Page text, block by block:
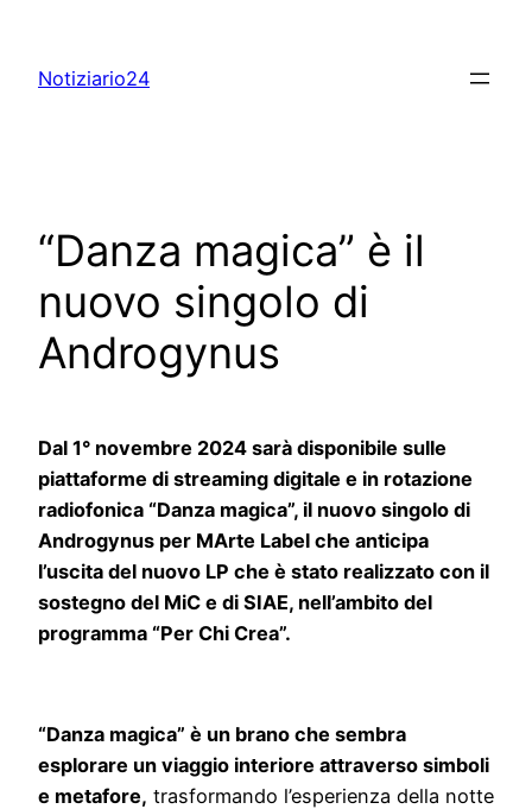
content
Notiziario24
“Danza magica” è il
nuovo singolo di
Androgynus
Dal 1° novembre 2024 sarà disponibile sulle
piattaforme di streaming digitale e in rotazione
radiofonica “Danza magica”, il nuovo singolo di
Androgynus per MArte Label che anticipa
l’uscita del nuovo LP che è stato realizzato con il
sostegno del MiC e di SIAE, nell’ambito del
programma “Per Chi Crea”.
“Danza magica” è un brano che sembra
esplorare un viaggio interiore attraverso simboli
e metafore, trasformando l’esperienza della notte